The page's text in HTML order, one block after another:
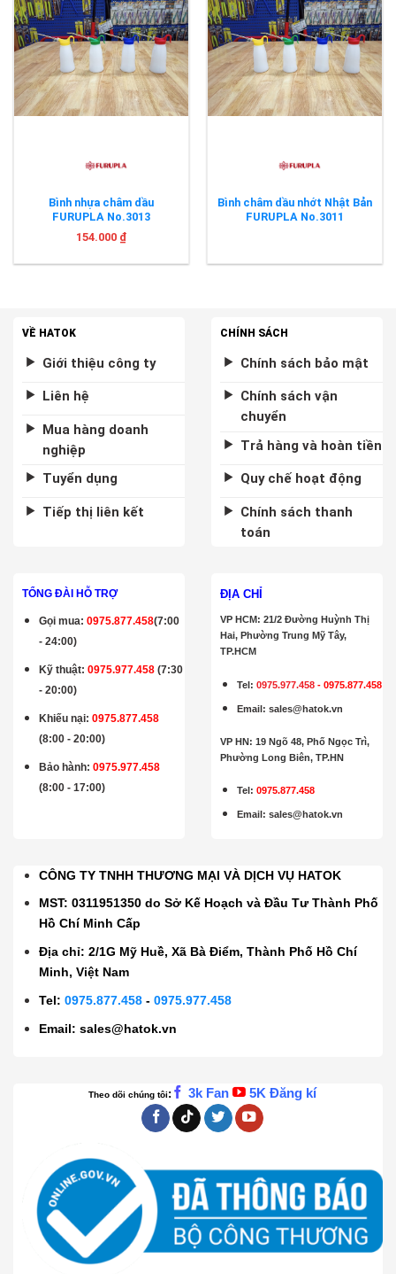
Bình nhựa châm dầu
FURUPLA No.3013
154.000 ₫
Bình châm dầu nhớt Nhật Bản
FURUPLA No.3011
VỀ HATOK
Giới thiệu công ty
Liên hệ
Mua hàng doanh
nghiệp
Tuyển dụng
Tiếp thị liên kết
CHÍNH SÁCH
Chính sách bảo mật
Chính sách vận
chuyển
Trả hàng và hoàn tiền
Quy chế hoạt động
Chính sách thanh
toán
TỔNG ĐÀI HỖ TRỢ
Gọi mua:0975.877.458(7:00
- 24:00)
Kỹ thuật:0975.977.458 (7:30
- 20:00)
Khiếu nại: 0975.877.458
(8:00 - 20:00)
Bảo hành:0975.977.458
(8:00 - 17:00)
ĐỊA CHỈ
VP HCM: 21/2 Đường Huỳnh Thị
Hai, Phường Trung Mỹ Tây,
TP.HCM
Tel:0975.977.458 -0975.877.458
Email:sales@hatok.vn
VP HN: 19 Ngõ 48, Phố Ngọc Trì,
Phường Long Biên, TP.HN
Tel: 0975.877.458
Email:sales@hatok.vn
CÔNG TY TNHH THƯƠNG MẠI VÀ DỊCH VỤ HATOK
MST: 0311951350 do Sở Kế Hoạch và Đầu Tư Thành Phố
Hồ Chí Minh Cấp
Địa chỉ: 2/1G Mỹ Huề, Xã Bà Điểm, Thành Phố Hồ Chí
Minh, Việt Nam
Tel:0975.877.458 -0975.977.458
Email:sales@hatok.vn
Theo dõi chúng tôi: 3k Fan 5K Đăng kí